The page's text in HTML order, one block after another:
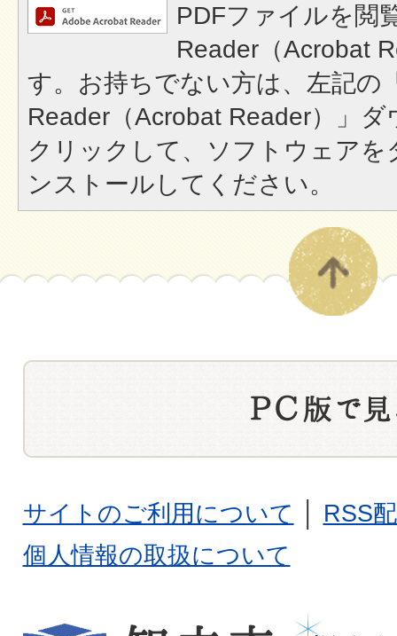
PDFファイルを閲
Reader（Acrobat
す。お持ちでない方は、左記の
Reader（Acrobat Reader）」
クリックして、ソフトウェア
ンストールしてください。
サイトのご利用について
RSS
個人情報の取扱について